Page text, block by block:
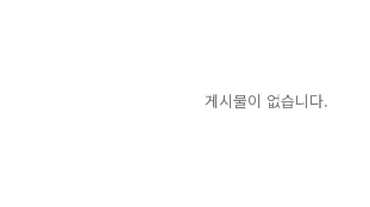
게시물이 없습니다.